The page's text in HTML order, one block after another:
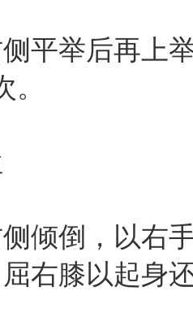
举后再上举
倒，以右手
右膝以起身